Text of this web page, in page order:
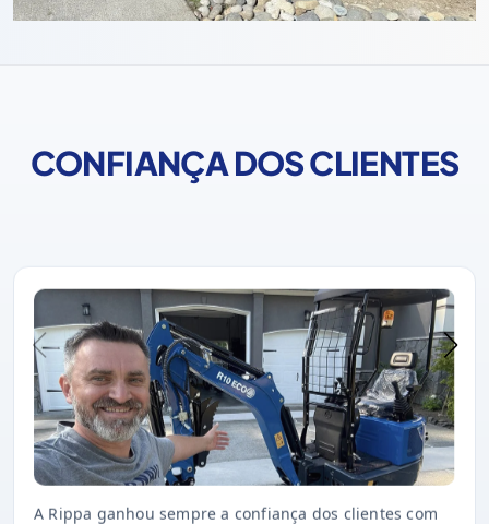
CONFIANÇA DOS CLIENTES
A Rippa ganhou sempre a confiança dos clientes com
uma entrega rápida, excelente qualidade e serviço pós-